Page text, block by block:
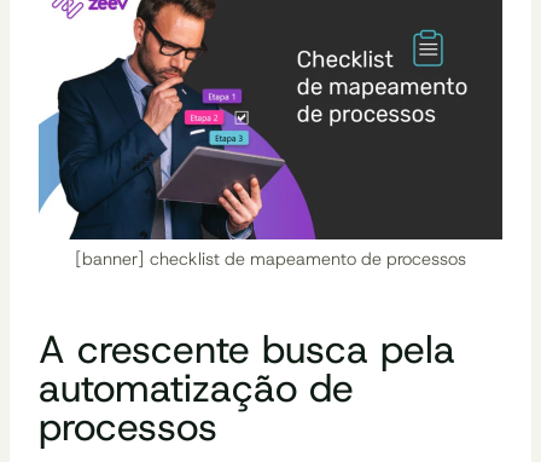
[banner] checklist de mapeamento de processos
A crescente busca pela
automatização de
processos